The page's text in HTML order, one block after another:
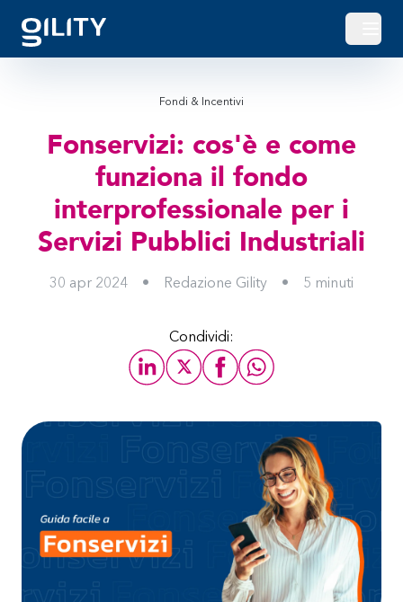
Apri
Fondi & Incentivi
Fonservizi: cos'è e come
funziona il fondo
interprofessionale per i
Servizi Pubblici Industriali
30 apr 2024 • Redazione Gility • 5 minuti
Condividi: